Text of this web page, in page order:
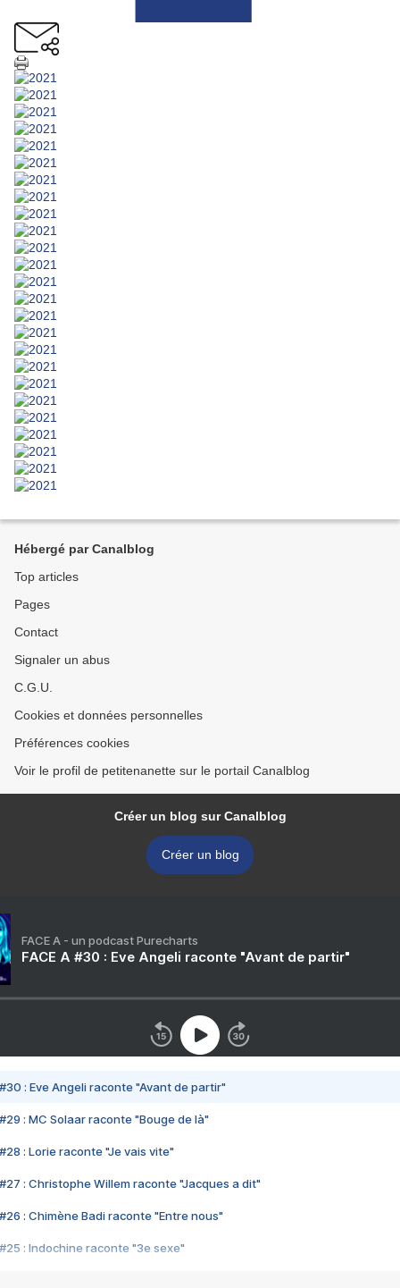
Hébergé par Canalblog
Top articles
Pages
Contact
Signaler un abus
C.G.U.
Cookies et données personnelles
Préférences cookies
Voir le profil de petitenanette sur le portail Canalblog
Créer un blog sur Canalblog
Créer un blog
FACE A - un podcast Purecharts
FACE A #30 : Eve Angeli raconte "Avant de partir"
#30 : Eve Angeli raconte "Avant de partir"
#29 : MC Solaar raconte "Bouge de là"
#28 : Lorie raconte "Je vais vite"
#27 : Christophe Willem raconte "Jacques a dit"
#26 : Chimène Badi raconte "Entre nous"
#25 : Indochine raconte "3e sexe"